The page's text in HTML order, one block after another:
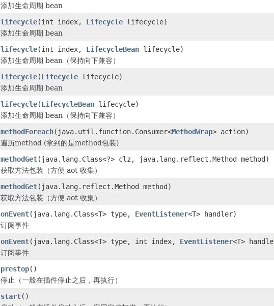
添加生命周期 bean
lifecycle(int index, Lifecycle lifecycle)
添加生命周期 bean
lifecycle(int index, LifecycleBean lifecycle)
添加生命周期 bean（保持向下兼容）
lifecycle(Lifecycle lifecycle)
添加生命周期 bean
lifecycle(LifecycleBean lifecycle)
添加生命周期 bean（保持向下兼容）
methodForeach(java.util.function.Consumer<MethodWrap> action)
遍历method (拿到的是method包装)
methodGet(java.lang.Class<?> clz, java.lang.reflect.Method method)
获取方法包装（方便 aot 收集）
methodGet(java.lang.reflect.Method method)
获取方法包装（方便 aot 收集）
onEvent(java.lang.Class<T> type, EventListener<T> handler)
订阅事件
onEvent(java.lang.Class<T> type, int index, EventListener<T>
订阅事件
prestop()
停止（一般在插件停止之后，再执行）
start()